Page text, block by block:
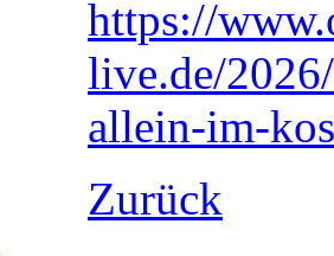
https://
live.de/
allein-im-
Zurück